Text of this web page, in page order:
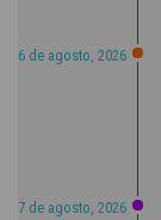
6 de agosto, 2026
7 de agosto, 2026